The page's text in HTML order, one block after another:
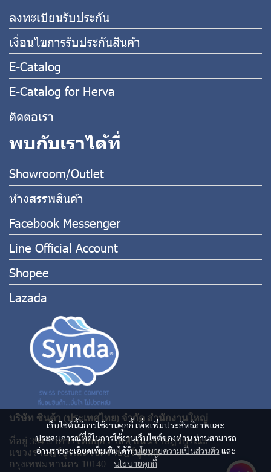
เว็บไซต์นี้มีการใช้งานคุกกี้ เพื่อเพิ่มประสิทธิภาพและ
ประสบการณ์ที่ดีในการใช้งานเว็บไซต์ของท่าน ท่านสามารถ
อ่านรายละเอียดเพิ่มเติมได้ที่นโยบายความเป็นส่วนตัว และ
นโยบายคุกกี้
ลงทะเบียนรับประกัน
เงื่อนไขการรับประกันสินค้า
E-Catalog
E-Catalog for Herva
ติดต่อเรา
พบกับเราได้ที่
Showroom/Outlet
ห้างสรรพสินค้า
Facebook Messenger
Line Official Account
Shopee
Lazada
บริษัท ซินด้า (ประเทศไทย) จำกัด สำนักงานใหญ่
ที่อยู่ 394 อาคารจีดับบลิว ไลฟ์ ถนนราษฎร์บูรณะ
แขวงราษฎร์บูรณะ เขตราษฎร์บูรณะ
กรุงเทพมหานคร 10140